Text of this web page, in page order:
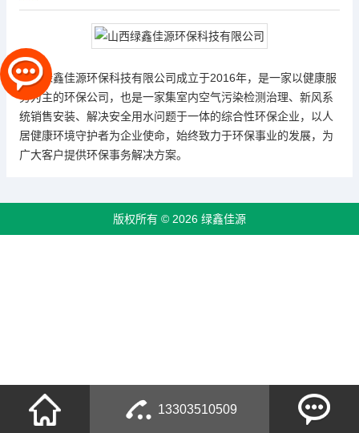
山西绿鑫佳源环保科技有限公司成立于2016年，是一家以健康服
务为主的环保公司，也是一家集室内空气污染检测治理、新风系
统销售安装、解决安全用水问题于一体的综合性环保企业，以人
居健康环境守护者为企业使命，始终致力于环保事业的发展，为
广大客户提供环保事务解决方案。
版权所有 © 2026 绿鑫佳源
13303510509